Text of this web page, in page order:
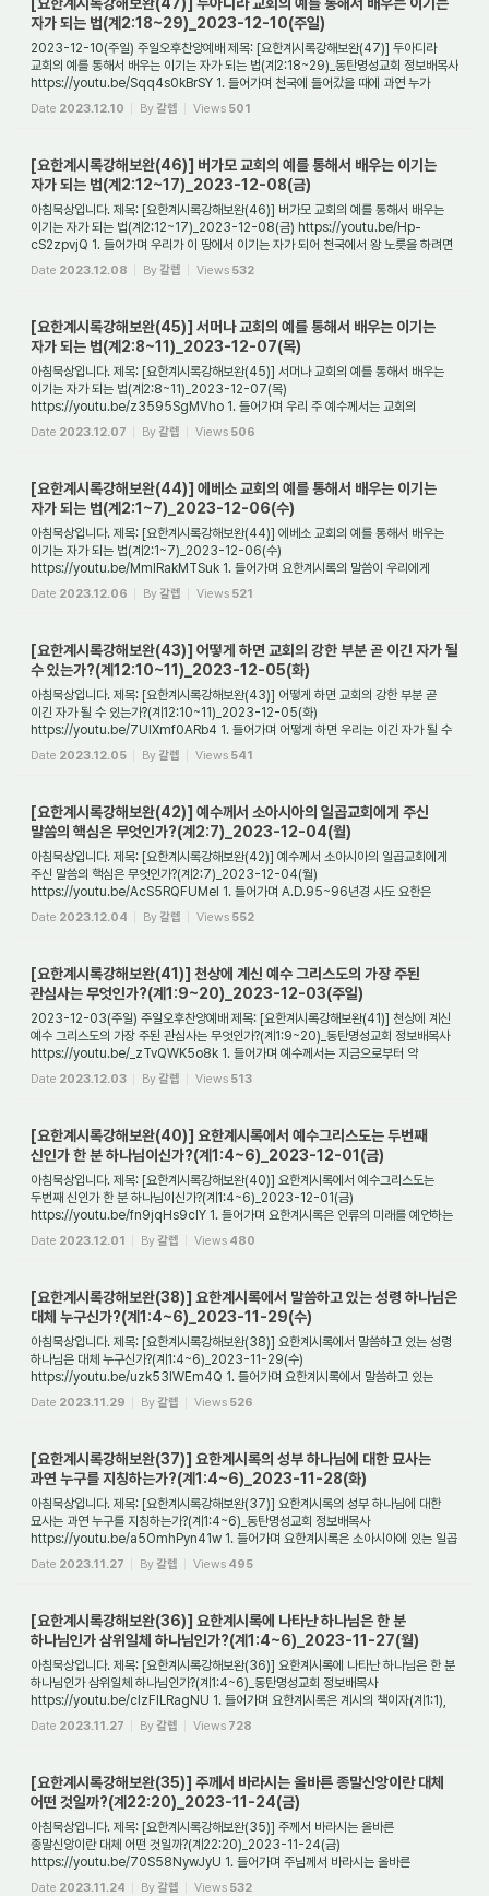
자가 되는 법(계2:18~29)_2023-12-10(주일)
2023-12-10(주일) 주일오후찬양예배 제목: [요한계시록강해보완(47)] 두아디라
교회의 예를 통해서 배우는 이기는 자가 되는 법(계2:18~29)_동탄명성교회 정보배목사
https://youtu.be/Sqq4s0kBrSY 1. 들어가며 천국에 들어갔을 때에 과연 누가
왕노릇하는 사...
Date 2023.12.10 By갈렙 Views 501
[요한계시록강해보완(46)] 버가모 교회의 예를 통해서 배우는 이기는
자가 되는 법(계2:12~17)_2023-12-08(금)
아침묵상입니다. 제목: [요한계시록강해보완(46)] 버가모 교회의 예를 통해서 배우는
이기는 자가 되는 법(계2:12~17)_2023-12-08(금) https://youtu.be/Hp-
cS2zpvjQ 1. 들어가며 우리가 이 땅에서 이기는 자가 되어 천국에서 왕 노릇을 하려면
어떻게 해야 하...
Date 2023.12.08 By갈렙 Views 532
[요한계시록강해보완(45)] 서머나 교회의 예를 통해서 배우는 이기는
자가 되는 법(계2:8~11)_2023-12-07(목)
아침묵상입니다. 제목: [요한계시록강해보완(45)] 서머나 교회의 예를 통해서 배우는
이기는 자가 되는 법(계2:8~11)_2023-12-07(목)
https://youtu.be/z3595SgMVho 1. 들어가며 우리 주 예수께서는 교회의
성도들이 이기는 자가 되기를 바라신다. 그래야 새 ...
Date 2023.12.07 By갈렙 Views 506
[요한계시록강해보완(44)] 에베소 교회의 예를 통해서 배우는 이기는
자가 되는 법(계2:1~7)_2023-12-06(수)
아침묵상입니다. 제목: [요한계시록강해보완(44)] 에베소 교회의 예를 통해서 배우는
이기는 자가 되는 법(계2:1~7)_2023-12-06(수)
https://youtu.be/MmIRakMTSuk 1. 들어가며 요한계시록의 말씀이 우리에게
가르쳐 주는 사실 중의 하나는 주님께서는 교회의 ...
Date 2023.12.06 By갈렙 Views 521
[요한계시록강해보완(43)] 어떻게 하면 교회의 강한 부분 곧 이긴 자가 될
수 있는가?(계12:10~11)_2023-12-05(화)
아침묵상입니다. 제목: [요한계시록강해보완(43)] 어떻게 하면 교회의 강한 부분 곧
이긴 자가 될 수 있는가?(계12:10~11)_2023-12-05(화)
https://youtu.be/7UIXmf0ARb4 1. 들어가며 어떻게 하면 우리는 이긴 자가 될 수
있는가? 여기서 이긴 자가 된다는 말...
Date 2023.12.05 By갈렙 Views 541
[요한계시록강해보완(42)] 예수께서 소아시아의 일곱교회에게 주신
말씀의 핵심은 무엇인가?(계2:7)_2023-12-04(월)
아침묵상입니다. 제목: [요한계시록강해보완(42)] 예수께서 소아시아의 일곱교회에게
주신 말씀의 핵심은 무엇인가?(계2:7)_2023-12-04(월)
https://youtu.be/AcS5RQFUMeI 1. 들어가며 A.D.95~96년경 사도 요한은
유배된 밧모섬에 있을 때 환상을 보게 된다. ...
Date 2023.12.04 By갈렙 Views 552
[요한계시록강해보완(41)] 천상에 계신 예수 그리스도의 가장 주된
관심사는 무엇인가?(계1:9~20)_2023-12-03(주일)
2023-12-03(주일) 주일오후찬양예배 제목: [요한계시록강해보완(41)] 천상에 계신
예수 그리스도의 가장 주된 관심사는 무엇인가?(계1:9~20)_동탄명성교회 정보배목사
https://youtu.be/_zTvQWK5o8k 1. 들어가며 예수께서는 지금으로부터 약
2천년전 이 땅에서...
Date 2023.12.03 By갈렙 Views 513
[요한계시록강해보완(40)] 요한계시록에서 예수그리스도는 두번째
신인가 한 분 하나님이신가?(계1:4~6)_2023-12-01(금)
아침묵상입니다. 제목: [요한계시록강해보완(40)] 요한계시록에서 예수그리스도는
두번째 신인가 한 분 하나님이신가?(계1:4~6)_2023-12-01(금)
https://youtu.be/fn9jqHs9clY 1. 들어가며 요한계시록은 인류의 미래를 예언하는
예언의 책이며, 또한 하나님이 ...
Date 2023.12.01 By갈렙 Views 480
[요한계시록강해보완(38)] 요한계시록에서 말씀하고 있는 성령 하나님은
대체 누구신가?(계1:4~6)_2023-11-29(수)
아침묵상입니다. 제목: [요한계시록강해보완(38)] 요한계시록에서 말씀하고 있는 성령
하나님은 대체 누구신가?(계1:4~6)_2023-11-29(수)
https://youtu.be/uzk53lWEm4Q 1. 들어가며 요한계시록에서 말씀하고 있는
성령은 이전에 알려진 성령과 어떤 차이를 보...
Date 2023.11.29 By갈렙 Views 526
[요한계시록강해보완(37)] 요한계시록의 성부 하나님에 대한 묘사는
과연 누구를 지칭하는가?(계1:4~6)_2023-11-28(화)
아침묵상입니다. 제목: [요한계시록강해보완(37)] 요한계시록의 성부 하나님에 대한
묘사는 과연 누구를 지칭하는가?(계1:4~6)_동탄명성교회 정보배목사
https://youtu.be/a5OmhPyn41w 1. 들어가며 요한계시록은 소아시아에 있는 일곱
교회에게 보낸 편지 형식...
Date 2023.11.27 By갈렙 Views 495
[요한계시록강해보완(36)] 요한계시록에 나타난 하나님은 한 분
하나님인가 삼위일체 하나님인가?(계1:4~6)_2023-11-27(월)
아침묵상입니다. 제목: [요한계시록강해보완(36)] 요한계시록에 나타난 하나님은 한 분
하나님인가 삼위일체 하나님인가?(계1:4~6)_동탄명성교회 정보배목사
https://youtu.be/clzFlLRagNU 1. 들어가며 요한계시록은 계시의 책이자(계1:1),
예언의 책이며(계1:...
Date 2023.11.27 By갈렙 Views 728
[요한계시록강해보완(35)] 주께서 바라시는 올바른 종말신앙이란 대체
어떤 것일까?(계22:20)_2023-11-24(금)
아침묵상입니다. 제목: [요한계시록강해보완(35)] 주께서 바라시는 올바른
종말신앙이란 대체 어떤 것일까?(계22:20)_2023-11-24(금)
https://youtu.be/70S58NywJyU 1. 들어가며 주님께서 바라시는 올바른
종말신앙은 과연 어떤 것일까? 어떤 사람은 종말론 이...
Date 2023.11.24 By갈렙 Views 532